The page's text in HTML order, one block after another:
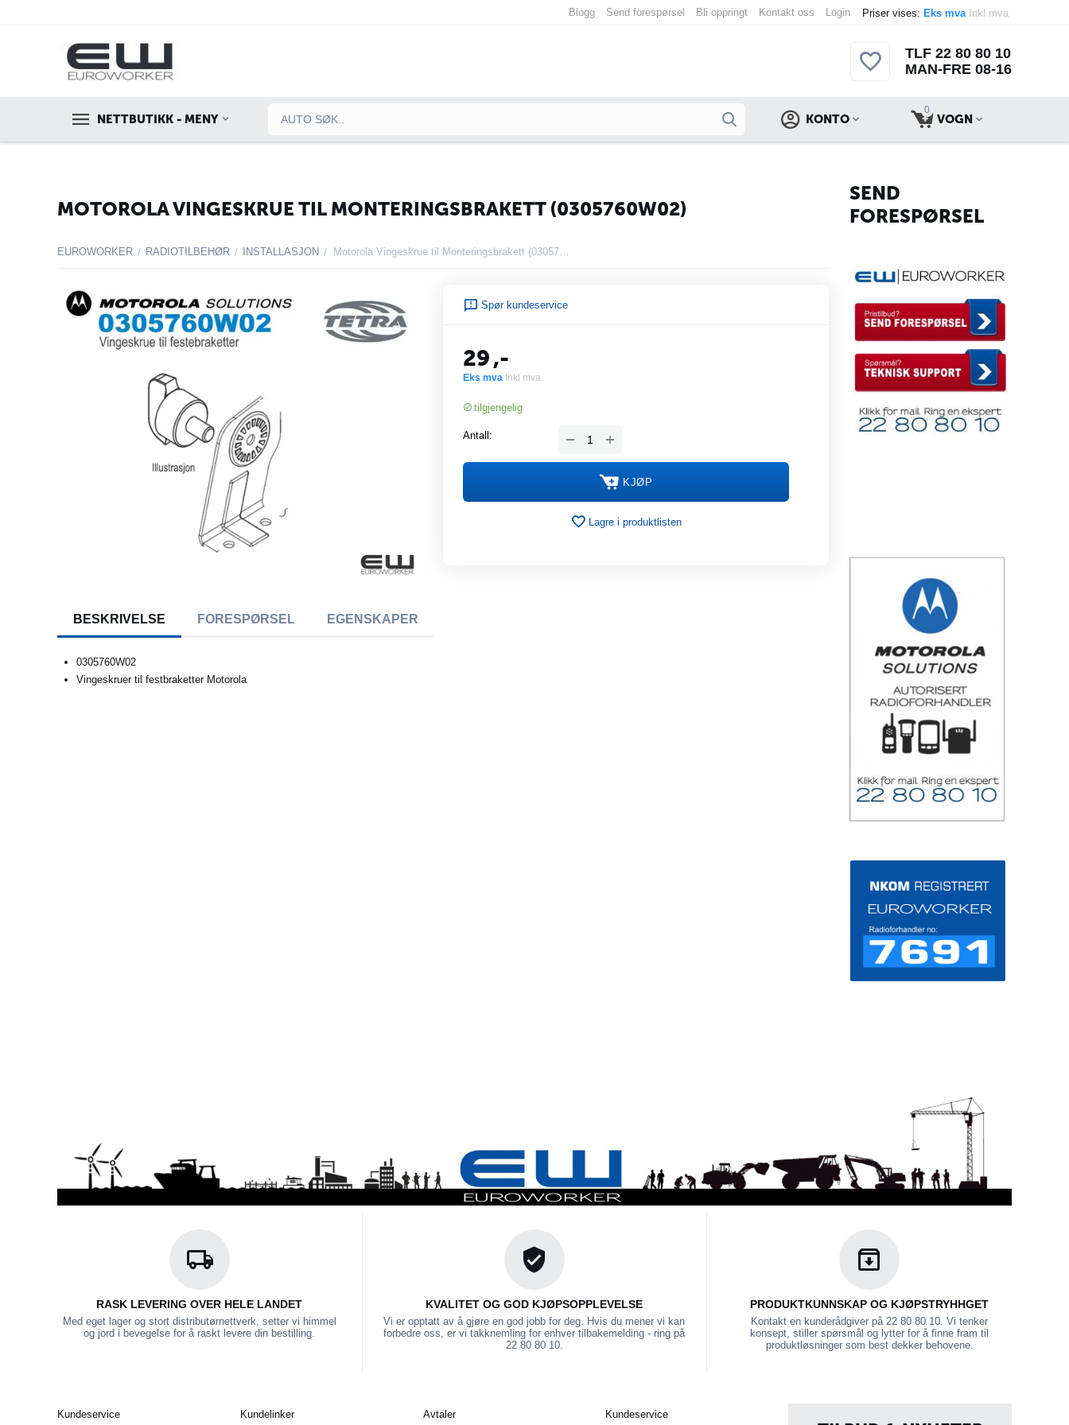
Priser vises: Eks mva Inkl mva
Blogg Send forespørsel Bli oppringt Kontakt oss Login
TLF 22 80 80 10
MAN-FRE 08-16
NETTBUTIKK - MENY
0
VOGN
KONTO
MOTOROLA VINGESKRUE TIL MONTERINGSBRAKETT (0305760W02)
EUROWORKER / RADIOTILBEHØR / INSTALLASJON / Motorola Vingeskrue til Monteringsbrakett (0305760W02)
Spør kundeservice
29,-
Eks mva Inkl mva
tilgjengelig
Antall: +
−
KJØP
Lagre i produktlisten
BESKRIVELSE FORESPØRSEL EGENSKAPER
0305760W02
Vingeskruer til festbraketter Motorola
SEND
FORESPØRSEL
RASK LEVERING OVER HELE LANDET
Med eget lager og stort distributørnettverk, setter vi himmel
og jord i bevegelse for å raskt levere din bestilling.
KVALITET OG GOD KJØPSOPPLEVELSE
Vi er opptatt av å gjøre en god jobb for deg. Hvis du mener vi kan
forbedre oss, er vi takknemling for enhver tilbakemelding - ring på
22 80 80 10.
PRODUKTKUNNSKAP OG KJØPSTRYHHGET
Kontakt en kunderådgiver på 22 80 80 10. Vi tenker
konsept, stiller spørsmål og lytter for å finne fram til
produktløsninger som best dekker behovene.
Kundeservice Kundelinker Avtaler Kundeservice